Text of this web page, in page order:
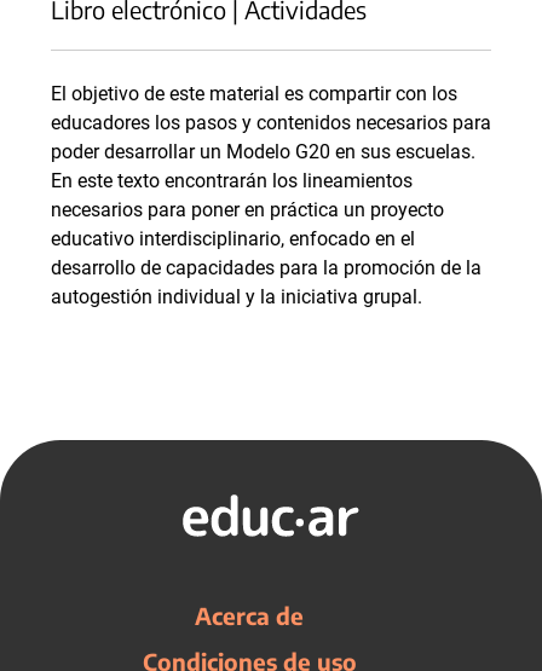
Libro electrónico | Actividades
El objetivo de este material es compartir con los
educadores los pasos y contenidos necesarios para
poder desarrollar un Modelo G20 en sus escuelas.
En este texto encontrarán los lineamientos
necesarios para poner en práctica un proyecto
educativo interdisciplinario, enfocado en el
desarrollo de capacidades para la promoción de la
autogestión individual y la iniciativa grupal.
Acerca de
Condiciones de uso